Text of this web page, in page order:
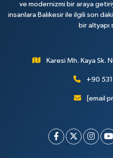
ve modernizmi bir araya
insanlara Balıkesir ile ilgili son
bir altyapı
Karesi Mh. Kaya Sk.
+90 531
[email